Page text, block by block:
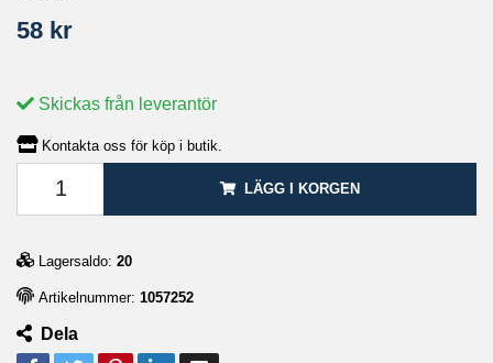
58 kr
Skickas från leverantör
Kontakta oss för köp i butik.
LÄGG I KORGEN
Lagersaldo: 20
Artikelnummer: 1057252
Dela